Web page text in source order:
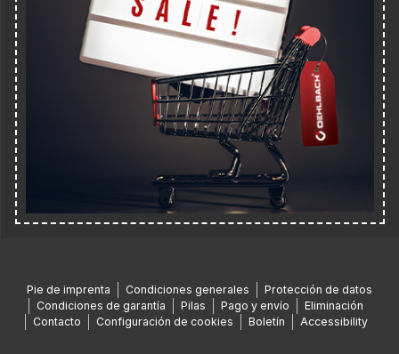
Pie de imprenta Condiciones generales
Protección de datos
Condiciones de garantía
Pilas Pago y envío
Eliminación
Contacto
Configuración de cookies Boletín Accessibility